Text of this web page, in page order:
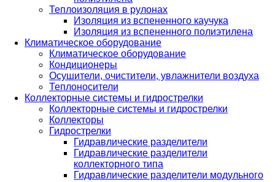
Теплоизоляция в рулонах
Изоляция из вспененного каучука
Изоляция из вспененного полиэтилена
Климатическое оборудование
Климатическое оборудование
Кондиционеры
Осушители, очистители, увлажнители воздуха
Теплоносители
Коллекторные системы и гидрострелки
Коллекторные системы и гидрострелки
Коллекторы
Гидрострелки
Гидравлические разделители
Гидравлические разделители
коллекторного типа
Гидравлические разделители модульного